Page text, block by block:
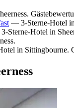
— 3-Sterne-Hotel
Sterne-Hotel in
in Sittingbourne.